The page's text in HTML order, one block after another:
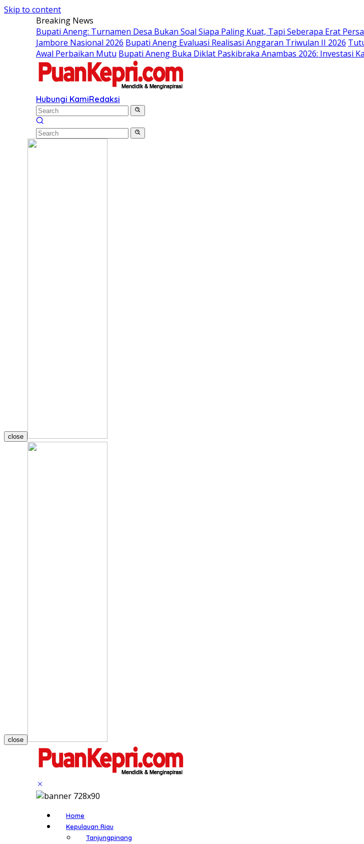
Skip to content
Breaking News
Bupati Aneng: Turnamen Desa Bukan Soal Siapa Paling Kuat, Tapi Seberapa Erat
Jambore Nasional 2026 Bupati Aneng Evaluasi Realisasi Anggaran Triwulan II 2026
Awal Perbaikan Mutu Bupati Aneng Buka Diklat Paskibraka Anambas 2026: Investasi
Hubungi KamiRedaksi
close
close
Home
Kepulauan Riau
Tanjungpinang